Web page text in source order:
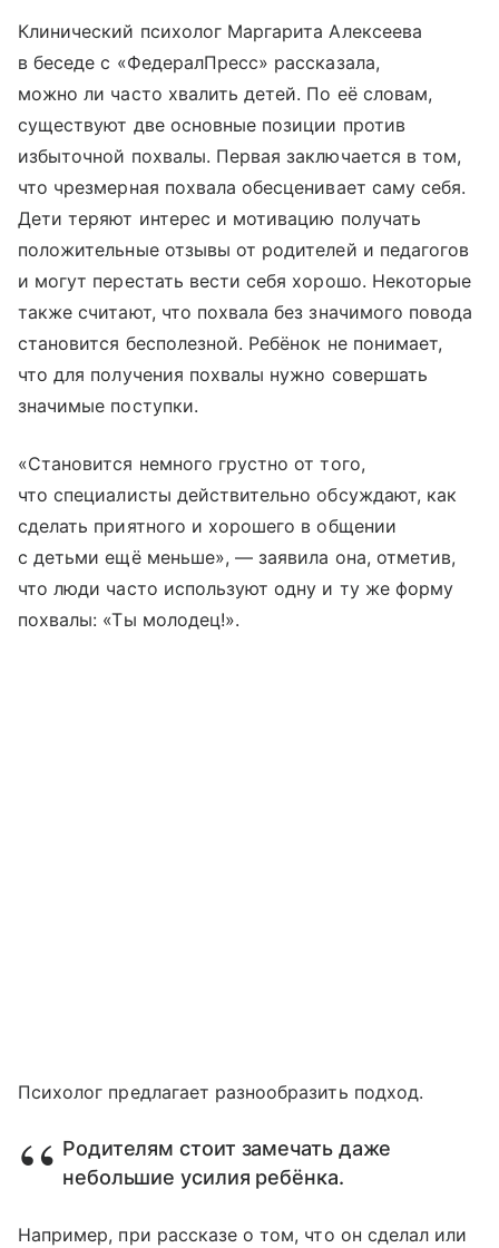
Клинический психолог Маргарита Алексеева
в беседе с «ФедералПресс» рассказала,
можно ли часто хвалить детей. По её словам,
существуют две основные позиции против
избыточной похвалы. Первая заключается в том,
что чрезмерная похвала обесценивает саму себя.
Дети теряют интерес и мотивацию получать
положительные отзывы от родителей и педагогов
и могут перестать вести себя хорошо. Некоторые
также считают, что похвала без значимого повода
становится бесполезной. Ребёнок не понимает,
что для получения похвалы нужно совершать
значимые поступки.
«Становится немного грустно от того,
что специалисты действительно обсуждают, как
сделать приятного и хорошего в общении
с детьми ещё меньше», — заявила она, отметив,
что люди часто используют одну и ту же форму
похвалы: «Ты молодец!».
Психолог предлагает разнообразить подход.
Родителям стоит замечать даже
небольшие усилия ребёнка.
Например, при рассказе о том, что он сделал или